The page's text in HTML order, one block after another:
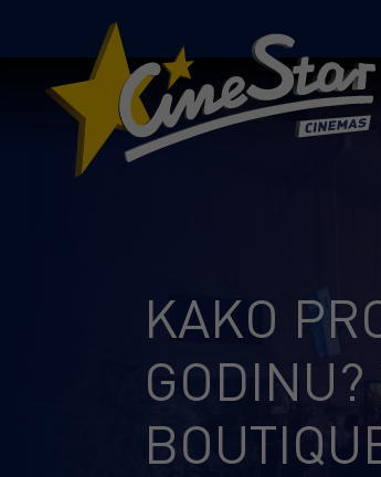
KAKO